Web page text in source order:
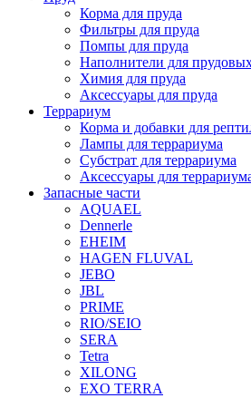
Корма для пруда
Фильтры для пруда
Помпы для пруда
Наполнители для
Химия для пруда
Аксессуары для пруда
Террариум
Корма и добавки для
Лампы для террариума
Субстрат для террариума
Аксессуары для
Запасные части
AQUAEL
Dennerle
EHEIM
HAGEN FLUVAL
JEBO
JBL
PRIME
RIO/SEIO
SERA
Tetra
XILONG
EXO TERRA